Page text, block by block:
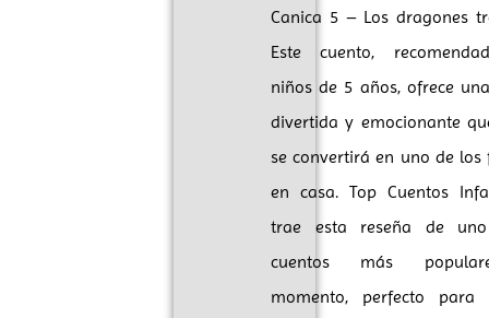
Canica 5 – Los dragones
Este cuento,
niños de 5 años, ofrece
divertida y emocionante
se convertirá en uno de los
en casa. Top Cuentos
trae esta reseña de
cuentos más
momento, perfecto para